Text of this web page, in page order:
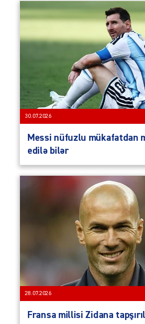
30.07.2026
Messi nüfuzlu mükafatdan
edilə bilər
28.07.2026
Fransa millisi Zidana